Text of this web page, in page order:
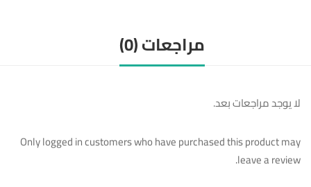
مراجعات (0)
لا يوجد مراجعات بعد.
Only logged in customers who have purchased this product may
leave a review.